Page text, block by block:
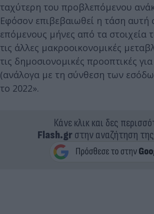
ταχύτερη του προβλεπόμενου
Εφόσον επιβεβαιωθεί η τάση αυτή
επόμενους μήνες από τα στοιχεία
τις άλλες μακροοικονομικές
τις δημοσιονομικές προοπτικές
(ανάλογα με τη σύνθεση των
το 2022».
Κάνε κλικ και δες
Flash.grστην αναζήτηση της